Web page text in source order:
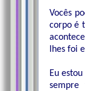
Vocês
corpo é
lhes foi
Eu